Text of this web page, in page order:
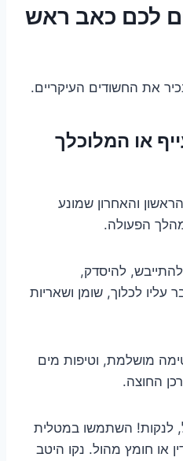
לכם כאב ראש
את החשודים העיקריים.
או המלוכלך
והאחרון שמונע
הפעולה.
להיסדק,
לכלוך, שומן ושאריות
מושלמת, וטיפות מים
החוצה.
לנקות! השתמשו במטלית
או חומץ מהול. נקו היטב